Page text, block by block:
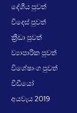
දේශීය පුවත්
විදෙස් පුවත්
ක්‍රීඩා පුවත්
ව්‍යාපාරික පුවත්
විශේෂාංග පුවත්
වීඩීයෝ
අයවැය 2019